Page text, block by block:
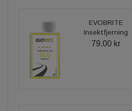
EVOBRITE
Insektfjerning
79.00 kr